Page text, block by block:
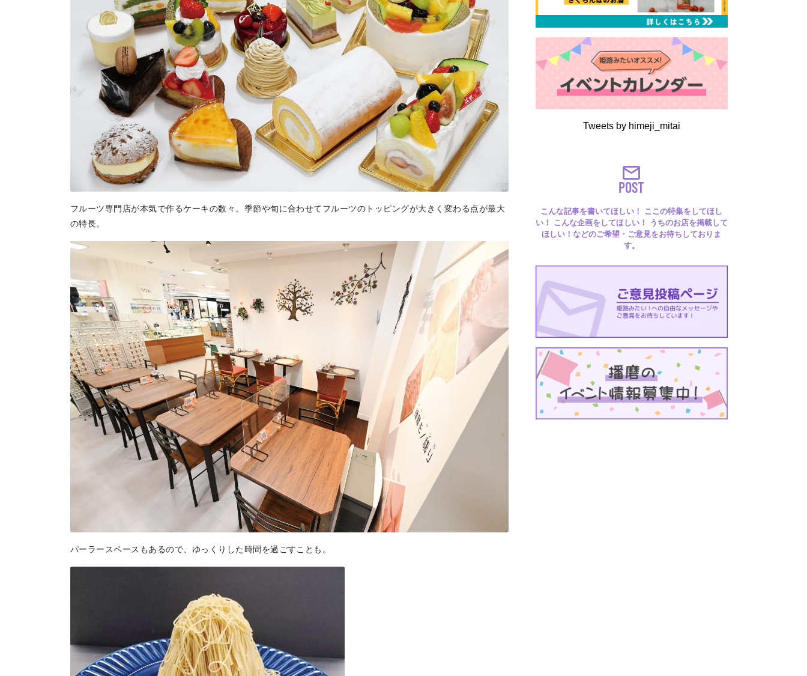
トップページ
Top page
特集
Featured
イベント
Events
まるはり 雑誌・デジタルブック
Digital books
地場産品/ツクリビト
Local products
エリア特集
Travel
フルーツ専門店が本気で作るケーキの数々。季節や旬に合わせてフルーツのトッピングが大きく変わる点が最大
の特長。
パーラースペースもあるので、ゆっくりした時間を過ごすことも。
Tweets by himeji_mitai
POST
こんな記事を書いてほしい！ ここの特集をしてほし
い！ こんな企画をしてほしい！ うちのお店を掲載して
ほしい！などのご希望・ご意見をお待ちしておりま
す。